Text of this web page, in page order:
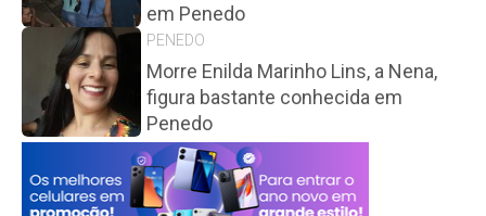
em Penedo
PENEDO
Morre Enilda Marinho Lins, a Nena,
figura bastante conhecida em
Penedo